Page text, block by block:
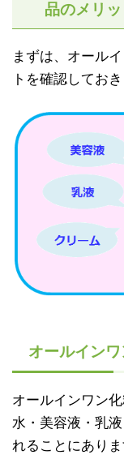
品のメリ
まずは、オール
トを確認しておき
オールイン
オールインワン
水・美容液・乳
れることにありま